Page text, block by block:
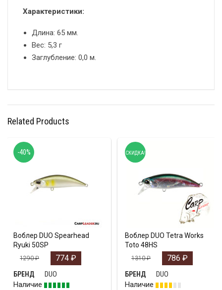
Характеристики:
Длина: 65 мм.
Вес: 5,3 г
Заглубление: 0,0 м.
Related Products
Воблер DUO Spearhead
Ryuki 50SP
1290₽ 774 ₽
БРЕНД
DUO
Наличие
-40%
Воблер DUO Tetra Works
Toto 48HS
1310₽ 786 ₽
БРЕНД
DUO
Наличие
СКИДКА!